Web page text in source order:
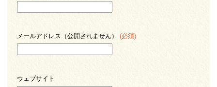
メールアドレス（公開されません） (必須)
ウェブサイト